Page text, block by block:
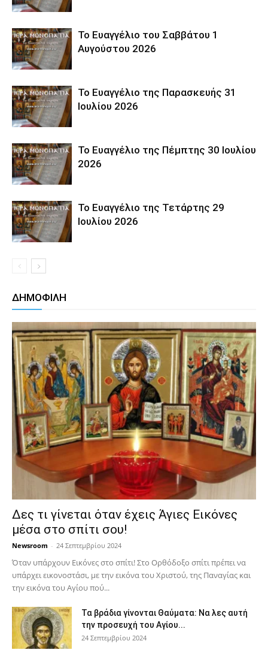
Το Ευαγγέλιο του Σαββάτου 1
Αυγούστου 2026
Το Ευαγγέλιο της Παρασκευής 31
Ιουλίου 2026
Το Ευαγγέλιο της Πέμπτης 30 Ιουλίου
2026
Το Ευαγγέλιο της Τετάρτης 29
Ιουλίου 2026
ΔΗΜΟΦΙΛΗ
Δες τι γίνεται όταν έχεις Άγιες Εικόνες
μέσα στο σπίτι σου!
Newsroom - 24 Σεπτεμβρίου 2024
Όταν υπάρχουν Εικόνες στο σπίτι! Στο Ορθόδοξο σπίτι πρέπει να
υπάρχει εικονοστάσι, με την εικόνα του Χριστού, της Παν­αγίας και
την εικόνα του Αγίου πού...
Τα βράδια γίνονται Θαύματα: Να λες αυτή
την προσευχή του Αγίου...
24 Σεπτεμβρίου 2024